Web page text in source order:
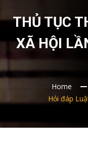
THỦ TỤC
XÃ HỘI
Home
Hỏi đáp